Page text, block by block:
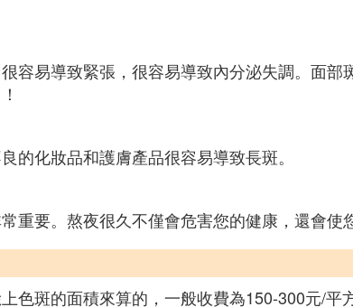
容易導致緊張，很容易導致內分泌失調。面
的化妝品和護膚產品很容易導致長斑。
重要。熬夜很久不僅會危害您的健康，還會使
色斑的面積來算的，一般收費為150-300元/